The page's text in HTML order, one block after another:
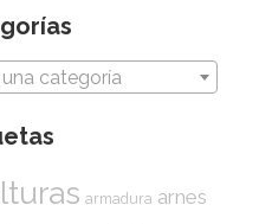
una categoría
armadura arnes